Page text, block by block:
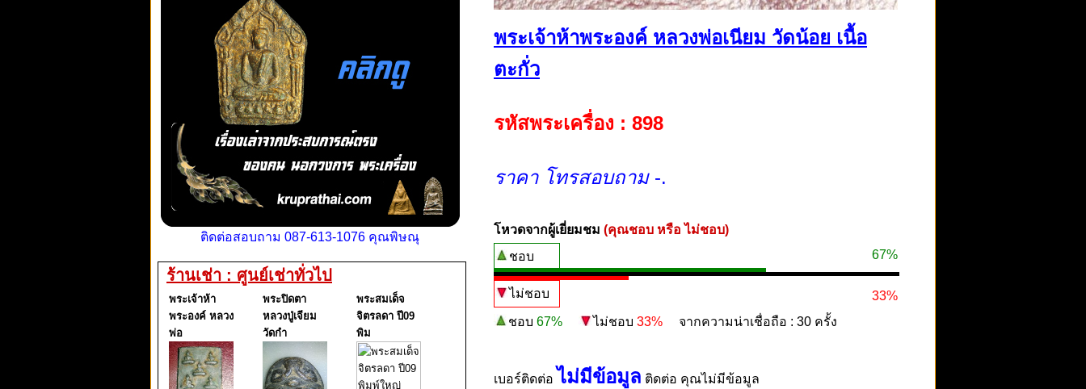
ติดต่อสอบถาม 087-613-1076 คุณพิษณุ
ร้านเช่า : ศูนย์เช่าทั่วไป
พระเจ้าห้า
พระองค์ หลวง
พ่อ
พระปิดตา
หลวงปู่เจียม
วัดกำ
พระสมเด็จ
จิตรลดา ปี09
พิม
พระเจ้าห้าพระองค์ หลวงพ่อเนียม วัดน้อย เนื้อ
ตะกั่ว
รหัสพระเครื่อง : 898
ราคา โทรสอบถาม-.
โหวดจากผู้เยี่ยมชม (คุณชอบ หรือ ไม่ชอบ)
ชอบ
67%
ไม่ชอบ
33%
ชอบ 67% ไม่ชอบ 33% จากความน่าเชื่อถือ : 30 ครั้ง
เบอร์ติดต่อ ไม่มีข้อมูล ติดต่อ คุณไม่มีข้อมูล